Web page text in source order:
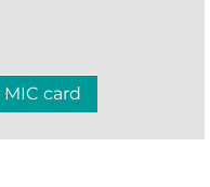
card